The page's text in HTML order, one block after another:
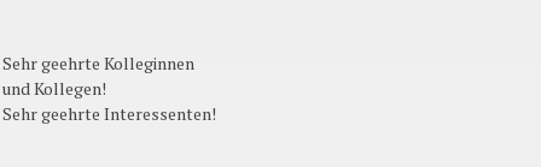
Sehr geehrte Kolleginnen
und Kollegen!
Sehr geehrte Interessenten!